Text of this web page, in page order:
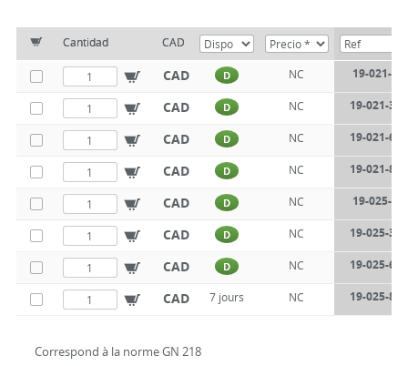
Cantidad CAD
CAD D NC 19-021-
CAD D NC 19-021-35-
CAD D NC 19-021-65-
CAD D NC 19-021-80-
CAD D NC 19-025-
CAD D NC 19-025-35-
CAD D NC 19-025-65-
CAD 7 jours NC 19-025-80-
Correspond à la norme GN 218